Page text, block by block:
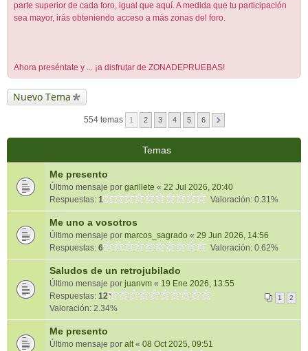
parte superior de cada foro, igual que aquí. A medida que tu participación
sea mayor, irás obteniendo acceso a más zonas del foro.
Ahora preséntate y ... ¡a disfrutar de ZONADEPRUEBAS!
Nuevo Tema
554 temas 1 2 3 4 5 6
Temas
Me presento
Último mensaje por garillete « 22 Jul 2026, 20:40
Respuestas: 1 Valoración: 0.31%
Me uno a vosotros
Último mensaje por marcos_sagrado « 29 Jun 2026, 14:56
Respuestas: 6 Valoración: 0.62%
Saludos de un retrojubilado
Último mensaje por juanvm « 19 Ene 2026, 13:55
Respuestas: 12 1 2
Valoración: 2.34%
Me presento
Último mensaje por alt« 08 Oct 2025, 09:51